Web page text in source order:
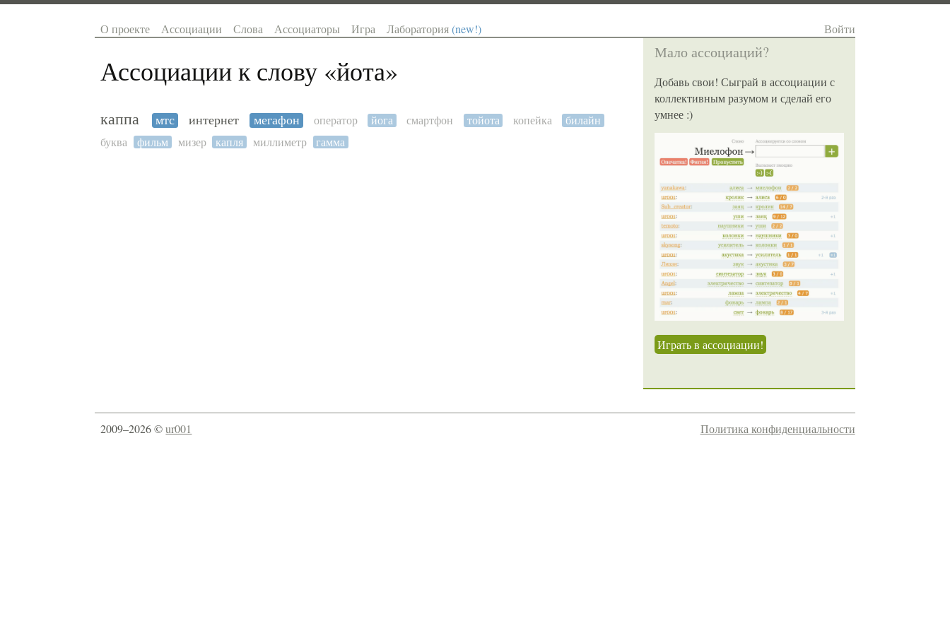
О проекте Ассоциации Слова Ассоциаторы Игра Лаборатория(new!) Войти
Ассоциации к слову «йота»
каппа мтс интернет мегафон оператор йога смартфон тойота копейка
билайн
буква
фильм мизер капля миллиметр гамма
Мало ассоциаций?
Добавь свои! Сыграй в ассоциации с
коллективным разумом и сделай его
умнее :)
Играть в ассоциации!
2009–2026 ©ur001 Политика конфиденциальности